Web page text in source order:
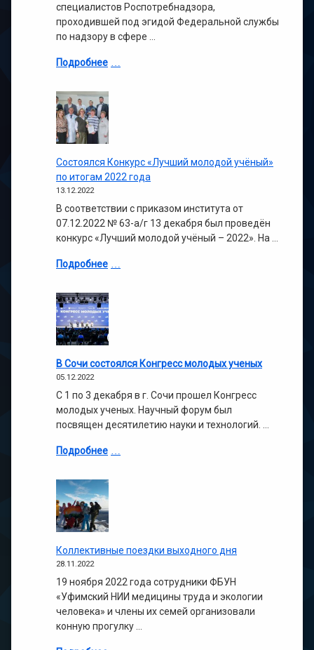
специалистов Роспотребнадзора,
проходившей под эгидой Федеральной службы
по надзору в сфере …
Подробнее
Состоялся Конкурс «Лучший молодой учёный»
по итогам 2022 года
13.12.2022
В соответствии с приказом института от
07.12.2022 № 63-а/г 13 декабря был проведён
конкурс «Лучший молодой учёный – 2022». На …
Подробнее
В Сочи состоялся Конгресс молодых ученых
05.12.2022
С 1 по 3 декабря в г. Сочи прошел Конгресс
молодых ученых. Научный форум был
посвящен десятилетию науки и технологий. …
Подробнее
Коллективные поездки выходного дня
28.11.2022
19 ноября 2022 года сотрудники ФБУН
«Уфимский НИИ медицины труда и экологии
человека» и члены их семей организовали
конную прогулку …